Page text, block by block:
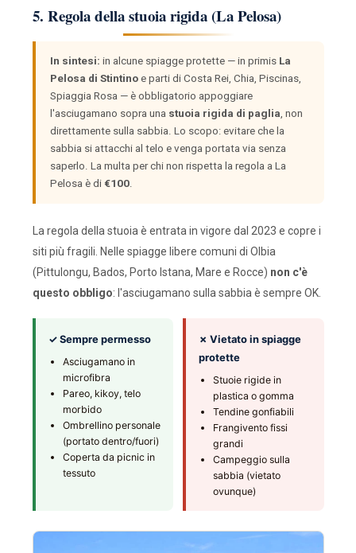
5. Regola della stuoia rigida (La Pelosa)
In sintesi: in alcune spiagge protette — in primis La
Pelosa di Stintinoe parti di Costa Rei, Chia, Piscinas,
Spiaggia Rosa — è obbligatorio appoggiare
l'asciugamano sopra una stuoia rigida di paglia , non
direttamente sulla sabbia. Lo scopo: evitare che la
sabbia si attacchi al telo e venga portata via senza
saperlo. La multa per chi non rispetta la regola a La
Pelosa è di €100.
La regola della stuoia è entrata in vigore dal 2023 e copre i
siti più fragili. Nelle spiagge libere comuni di Olbia
(Pittulongu, Bados, Porto Istana, Mare e Rocce) non c'è
questo obbligo: l'asciugamano sulla sabbia è sempre OK.
✓ Sempre permesso
Asciugamano in
microfibra
Pareo, kikoy, telo
morbido
Ombrellino personale
(portato dentro/fuori)
Coperta da picnic in
tessuto
✗ Vietato in spiagge
protette
Stuoie rigide in
plastica o gomma
Tendine gonfiabili
Frangivento fissi
grandi
Campeggio sulla
sabbia (vietato
ovunque)